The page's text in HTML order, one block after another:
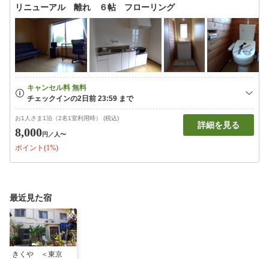
リニューアル 離れ ６帖 フローリング
お1人さま1泊（2名1室利用時） (税込)
8,000円 ／人〜
ポイント(1%)
詳細を見る
最近見た宿
きくや ＜東京